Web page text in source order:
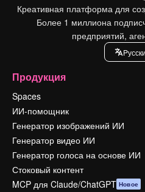
Креативная платформа для
Более 1 миллиона
предприятий,
Продукция
Spaces
ИИ-помощник
Генератор изображений ИИ
Генератор видео ИИ
Генератор голоса на основе ИИ
Стоковый контент
MCP для Claude/ChatGPT Новое